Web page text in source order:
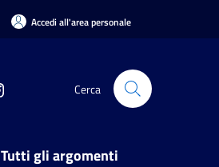
Accedi all'area personale
Cerca
Tutti gli argomenti